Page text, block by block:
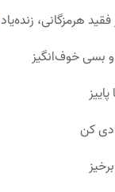
هرمزگانی، زنده‌یاد
خوف‌انگیز
کن